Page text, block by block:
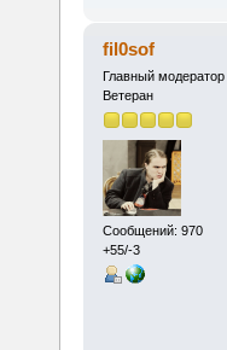
fil0sof
Главный модератор
Ветеран
Сообщений: 970
+55/-3